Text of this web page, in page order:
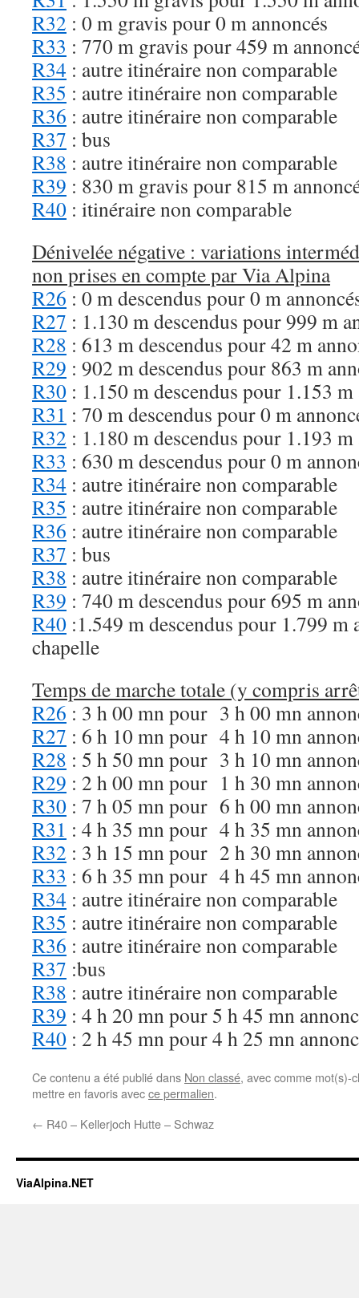
R32 : 0 m gravis pour 0 m annoncés
R33 : 770 m gravis pour 459 m
R34 : autre itinéraire non comparable
R35 : autre itinéraire non comparable
R36 : autre itinéraire non comparable
R37 : bus
R38 : autre itinéraire non comparable
R39 : 830 m gravis pour 815 m
R40 : itinéraire non comparable
Dénivelée négative : variations
non prises en compte par Via Alpina
R26 : 0 m descendus pour 0 m
R27 : 1.130 m descendus pour 999 m
R28 : 613 m descendus pour 42 m
R29 : 902 m descendus pour 863 m
R30 : 1.150 m descendus pour 1.153 m
R31 : 70 m descendus pour 0 m
R32 : 1.180 m descendus pour 1.193 m
R33 : 630 m descendus pour 0 m
R34 : autre itinéraire non comparable
R35 : autre itinéraire non comparable
R36 : autre itinéraire non comparable
R37 : bus
R38 : autre itinéraire non comparable
R39 : 740 m descendus pour 695 m
R40 :1.549 m descendus pour 1.799 m
chapelle
Temps de marche totale (y compris
R26 : 3 h 00 mn pour 3 h 00 mn
R27 : 6 h 10 mn pour 4 h 10 mn
R28 : 5 h 50 mn pour 3 h 10 mn
R29 : 2 h 00 mn pour 1 h 30 mn
R30 : 7 h 05 mn pour 6 h 00 mn
R31 : 4 h 35 mn pour 4 h 35 mn
R32 : 3 h 15 mn pour 2 h 30 mn
R33 : 6 h 35 mn pour 4 h 45 mn
R34 : autre itinéraire non comparable
R35 : autre itinéraire non comparable
R36 : autre itinéraire non comparable
R37 :bus
R38 : autre itinéraire non comparable
R39 : 4 h 20 mn pour 5 h 45 mn
R40 : 2 h 45 mn pour 4 h 25 mn
Ce contenu a été publié dans Non classé, avec comme mot(s)-
mettre en favoris avecce permalien.
← R40 – Kellerjoch Hutte – Schwaz
ViaAlpina.NET